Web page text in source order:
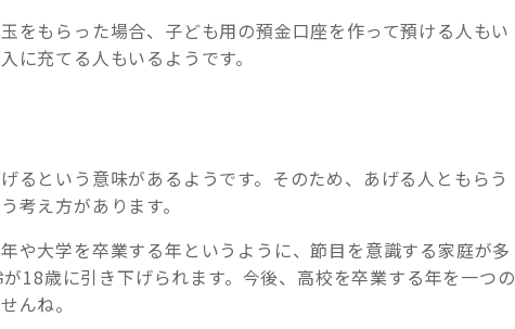
をもらった場合、子ども用の預金口座を作って預ける人もい
に充てる人もいるようです。
るという意味があるようです。そのため、あげる人ともらう
考え方があります。
や大学を卒業する年というように、節目を意識する家庭が多
18歳に引き下げられます。今後、高校を卒業する年を一つの
んね。